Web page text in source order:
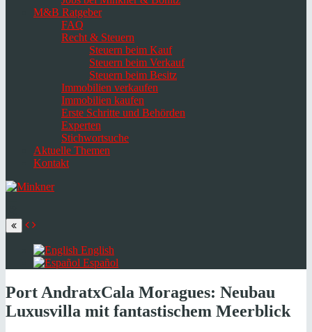
M&B Ratgeber
FAQ
Recht & Steuern
Steuern beim Kauf
Steuern beim Verkauf
Steuern beim Besitz
Immobilien verkaufen
Immobilien kaufen
Erste Schritte und Behörden
Experten
Stichwortsuche
Aktuelle Themen
Kontakt
language
English
Español
Port AndratxCala Moragues: Neubau
Luxusvilla mit fantastischem Meerblick